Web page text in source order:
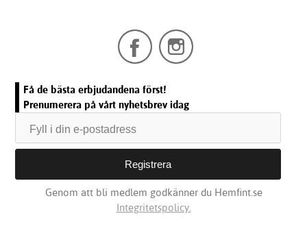
Få de bästa erbjudandena först!
Prenumerera på vårt nyhetsbrev idag
Genom att bli medlem godkänner du Hemfint.se
Integritetspolicy.